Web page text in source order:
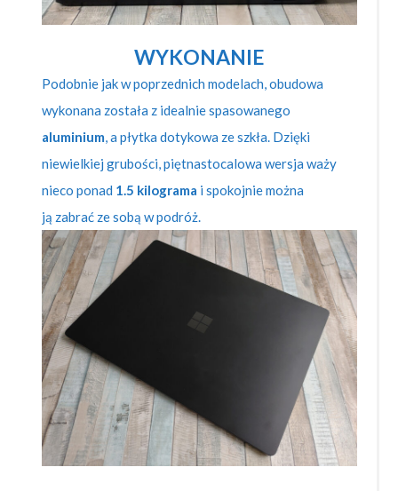
WYKONANIE
Podobnie jak w poprzednich modelach, obudowa
wykonana została z idealnie spasowanego
aluminium, a płytka dotykowa ze szkła. Dzięki
niewielkiej grubości, piętnastocalowa wersja waży
nieco ponad 1.5 kilograma i spokojnie można
ją zabrać ze sobą w podróż.